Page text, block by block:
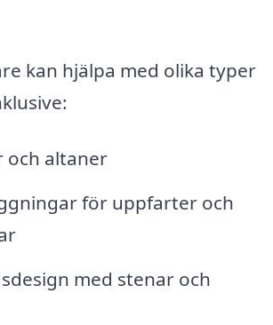
kan hjälpa med olika typer
och altaner
för uppfarter och
med stenar och